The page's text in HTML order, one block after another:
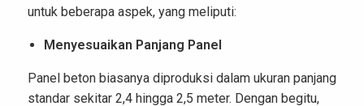
untuk beberapa aspek, yang meliputi:
Menyesuaikan Panjang Panel
Panel beton biasanya diproduksi dalam ukuran panjang
standar sekitar 2,4 hingga 2,5 meter. Dengan begitu,